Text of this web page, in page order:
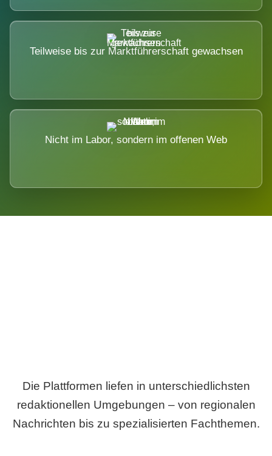
Teilweise bis zur Marktführerschaft gewachsen
Nicht im Labor, sondern im offenen Web
Die Plattformen liefen in unterschiedlichsten
redaktionellen Umgebungen – von regionalen
Nachrichten bis zu spezialisierten Fachthemen.